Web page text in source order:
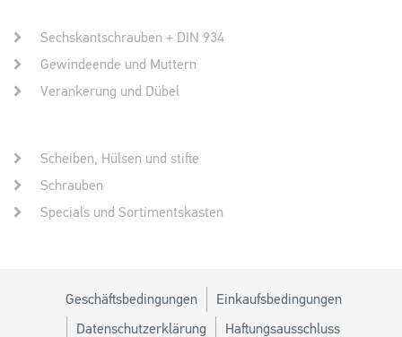
Sechskantschrauben + DIN 934
Gewindeende und Muttern
Verankerung und Dübel
Scheiben, Hülsen und stifte
Schrauben
Specials und Sortimentskasten
Geschäftsbedingungen Einkaufsbedingungen
Datenschutzerklärung Haftungsausschluss